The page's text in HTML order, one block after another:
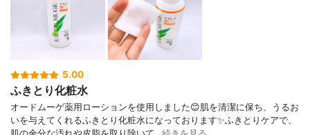
5.00
ふきとり化粧水
オードムーゲ薬用ローションを使用しました😊肌を清潔に保ち、うるお
いを与えてくれるふきとり化粧水になっております✨ふきとりケアで、